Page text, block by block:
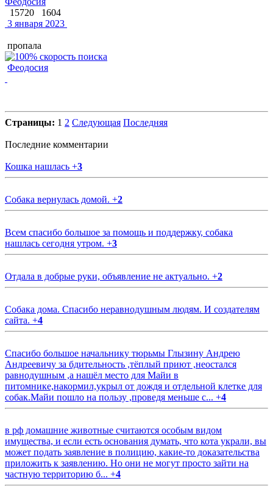
15720
1604
3 января 2023
пропала
Феодосия
Страницы: 1 2 Следующая Последняя
Последние комментарии
Кошка нашлась +3
Собака вернулась домой. +2
Всем спасибо большое за помощь и поддержку, собака
нашлась сегодня утром. +3
Отдала в добрые руки, объявление не актуально. +2
Собака дома. Спасибо неравнодушным людям. И создателям
сайта. +4
Спасибо большое начальнику тюрьмы Глызину Андрею
Андреевичу за бдительность ,тёплый приют ,неостался
равнодушным ,а нашёл место для Майи в
питомнике,накормил,укрыл от дождя и отдельной клетке для
собак.Майи пошло на пользу ,проведя меньше с... +4
в рф домашние животные считаются особым видом
имущества, и если есть основания думать, что кота украли, вы
может подать заявление в полицию, какие-то доказательства
приложить к заявлению. Но они не могут просто зайти на
частную территорию б... +4